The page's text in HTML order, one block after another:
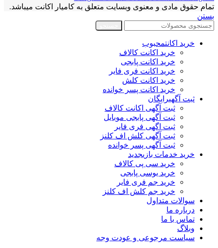
تمام حقوق مادی و معنوی وبسایت متعلق به کامیار اکانت میباشد.
بستن
خرید اکانتمحبوب
خرید اکانت کالاف
خرید اکانت پابجی
خرید اکانت فری فایر
خرید اکانت کلش
خرید اکانت پسر خوانده
ثبت آگهیرایگان
ثبت آگهی اکانت کالاف
ثبت آگهی پابجی موبایل
ثبت اگهی فری فایر
ثبت آگهی کلش اف کلنز
ثبت آگهی پسر خوانده
خرید خدمات بازیجدید
خرید سی پی کالاف
خرید یوسی پابجی
خرید جم فری فایر
خرید جم کلش اف کلنز
سوالات متداول
درباره ما
تماس با ما
وبلاگ
سیاست مرجوعی و عودت وجه